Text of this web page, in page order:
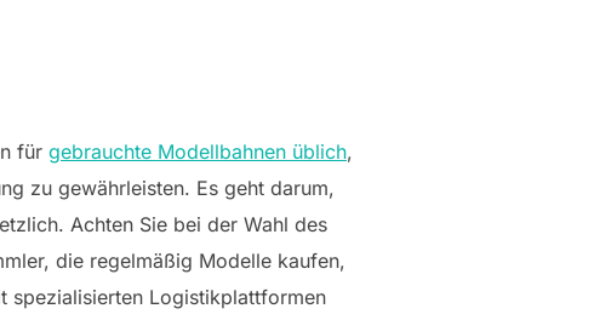
für gebrauchte Modellbahnen üblich,
zu gewährleisten. Es geht darum,
Achten Sie bei der Wahl des
die regelmäßig Modelle kaufen,
spezialisierten Logistikplattformen